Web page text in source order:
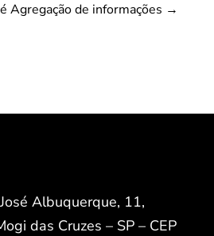
Agregação de informações →
Albuquerque, 11,
das Cruzes – SP – CEP